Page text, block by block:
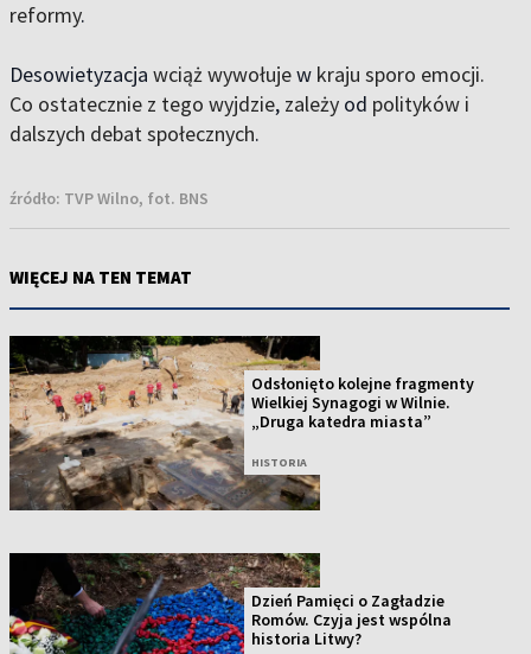
reformy.
Desowietyzacja wciąż wywołujew kraju sporo emocji.
Co ostatecznie z tego wyjdzie, zależy od polityków i
dalszych debat społecznych.
źródło: TVP Wilno, fot. BNS
WIĘCEJ NA TEN TEMAT
Odsłonięto kolejne fragmenty
Wielkiej Synagogi w Wilnie.
„Druga katedra miasta”
HISTORIA
Dzień Pamięci o Zagładzie
Romów. Czyja jest wspólna
historia Litwy?